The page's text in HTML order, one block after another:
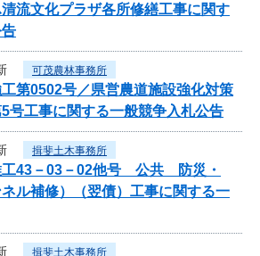
清流文化プラザ各所修繕工事に関す
可茂農林事務所
工第0502号／県営農道施設強化対策
号工事に関する一般競争入札公告
揖斐土木事務所
工43－03－02他号 公共 防災・
ル補修）（翌債）工事に関する一
揖斐土木事務所